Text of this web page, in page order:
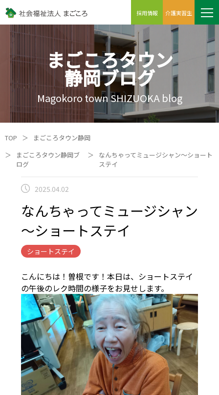
採用情報 介護実習生
まごころタウン
静岡ブログ
Magokoro town SHIZUOKA blog
TOP ＞
まごころタウン静岡
＞
まごころタウン静岡ブ
ログ
＞
なんちゃってミュージシャン～ショート
ステイ
2025.04.02
なんちゃってミュージシャン
～ショートステイ
ショートステイ
こんにちは！曽根です！本日は、ショートステイ
の午後のレク時間の様子をお見せします。